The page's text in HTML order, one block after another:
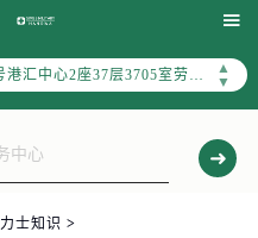

▲
▼
上海市徐汇区虹桥路3号港汇中心2座37层3705室劳力士售后服务中心（需提前预约）
士知识 >